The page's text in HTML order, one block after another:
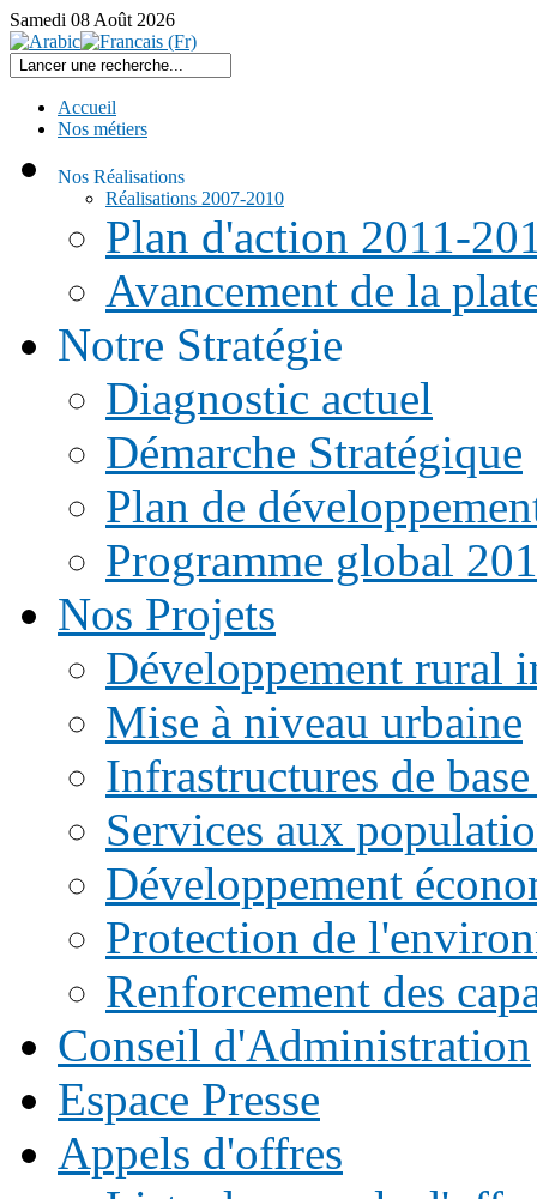
Samedi 08 Août 2026
Accueil
Nos métiers
Nos Réalisations
Réalisations 2007-2010
Plan d'action 2011-
Avancement de la
Notre Stratégie
Diagnostic actuel
Démarche Stratégique
Plan de
Programme global
Nos Projets
Développement rural
Mise à niveau urbaine
Infrastructures de
Services aux
Développement
Protection de
Renforcement des
Conseil d'Administration
Espace Presse
Appels d'offres